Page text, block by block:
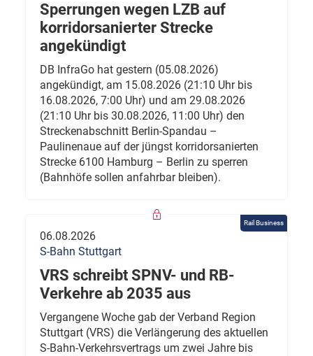
Sperrungen wegen LZB auf
korridorsanierter Strecke
angekündigt
DB InfraGo hat gestern (05.08.2026)
angekündigt, am 15.08.2026 (21:10 Uhr bis
16.08.2026, 7:00 Uhr) und am 29.08.2026
(21:10 Uhr bis 30.08.2026, 11:00 Uhr) den
Streckenabschnitt Berlin-Spandau –
Paulinenaue auf der jüngst korridorsanierten
Strecke 6100 Hamburg – Berlin zu sperren
(Bahnhöfe sollen anfahrbar bleiben).
Rail Business
06.08.2026
S-Bahn Stuttgart
VRS schreibt SPNV- und RB-
Verkehre ab 2035 aus
Vergangene Woche gab der Verband Region
Stuttgart (VRS) die Verlängerung des aktuellen
S-Bahn-Verkehrsvertrags um zwei Jahre bis